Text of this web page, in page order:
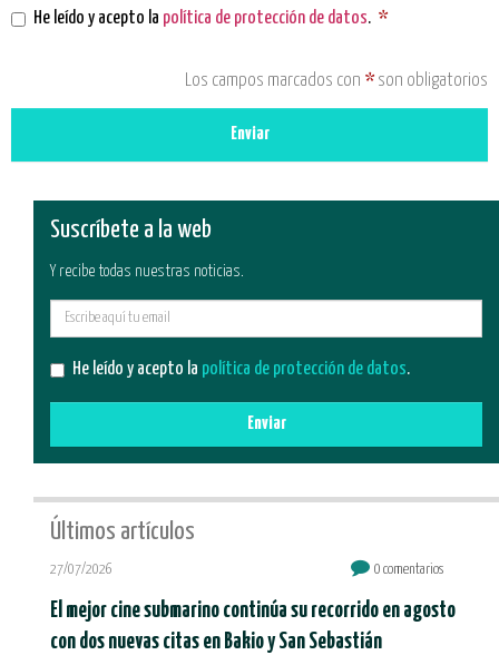
He leído y acepto la política de protección de datos. *
Los campos marcados con * son obligatorios
Enviar
Suscríbete a la web
Y recibe todas nuestras noticias.
He leído y acepto la política de protección de datos.
Enviar
Últimos artículos
27/07/2026 0 comentarios
El mejor cine submarino continúa su recorrido en agosto
con dos nuevas citas en Bakio y San Sebastián